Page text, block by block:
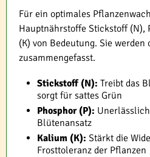
Für ein optimales
Hauptnährstoffe Stickstoff (N),
(K) von Bedeutung. Sie werden
zusammengefasst.
Stickstoff (N): Treibt das
sorgt für sattes Grün
Phosphor (P):
Blütenansatz
Kalium (K): Stärkt die
Frosttoleranz der Pflanzen